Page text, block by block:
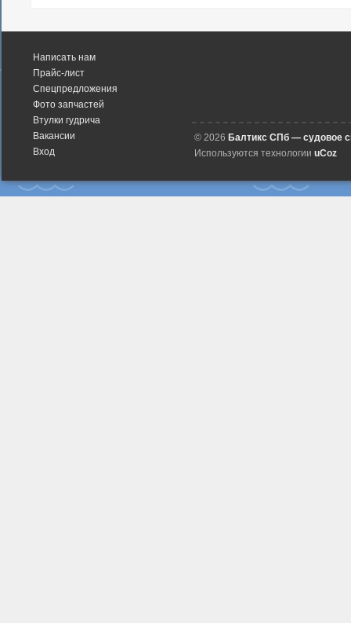
Написать нам
Прайс-лист
Спецпредложения
Фото запчастей
Втулки гудрича
Вакансии
Вход
© 2026 Балтикс СПб — судовое
Используются технологии uCoz